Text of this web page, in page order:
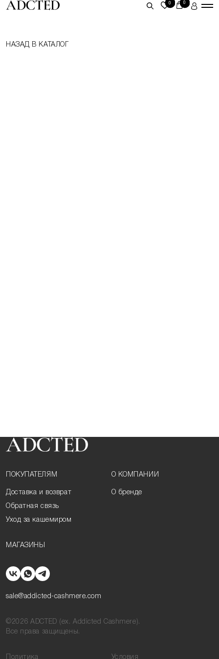
0 0
НАЗАД В КАТАЛОГ
ПОКУПАТЕЛЯМ
Доставка и возврат
Обратная связь
Уход за кашемиром
О КОМПАНИИ
О бренде
МАГАЗИНЫ
sale@addicted-cashmere.com
©2026 ADCTED (ex. Addicted Cashmere).
Все права защищены.
Политика Условия